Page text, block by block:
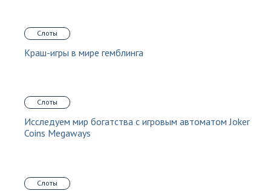
Слоты
Краш-игры в мире гемблинга
Слоты
Исследуем мир богатства с игровым автоматом Joker
Coins Megaways
Слоты